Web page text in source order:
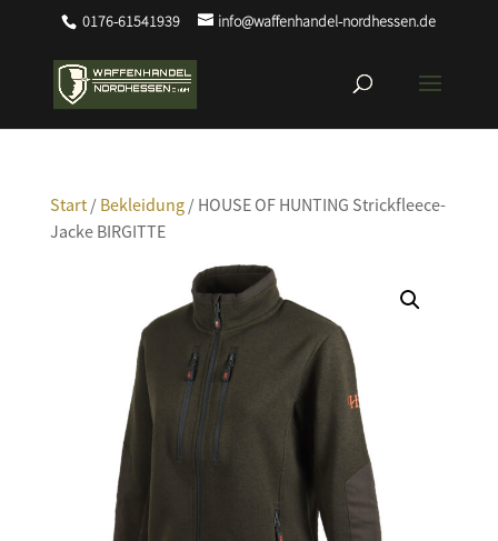
0176-61541939 info@waffenhandel-nordhessen.de
Start/ Bekleidung/ HOUSE OF HUNTING Strickfleece-
Jacke BIRGITTE